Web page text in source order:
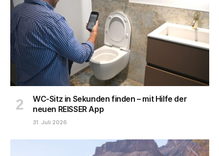
WC-Sitz in Sekunden finden – mit Hilfe der
neuen REISSER App
31. Juli 2026